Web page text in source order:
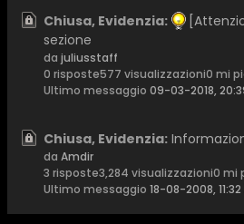
Chiusa, Evidenzia:
sezione
da juliusstaff
0 risposte577 visualizzazioni0 mi
Ultimo messaggio 09-03-2018,
Chiusa, Evidenzia:
da Amdir
3 risposte3,284 visualizzazioni0 mi
Ultimo messaggio 18-08-2008, 11:32